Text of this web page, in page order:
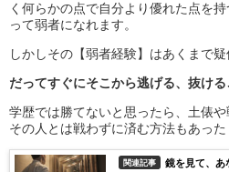
く何らかの点で自分より優れた点を
って弱者になれます。
しかしその【弱者経験】はあくまで
だってすぐにそこから逃げる、抜ける
学歴では勝てないと思ったら、土俵
その人とは戦わずに済む方法もあった
関連記事
鏡を見て、